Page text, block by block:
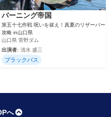
バーニング帝国
第五十七作戦 呪いを祓え！真夏のリザーバー
攻略 in山口県
山口県 菅野ダム
出演者: 清水 盛三
ブラックバス
へ